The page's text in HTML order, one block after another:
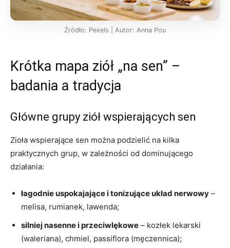
Źródło: Pexels | Autor: Anna Pou
Krótka mapa ziół „na sen” –
badania a tradycja
Główne grupy ziół wspierających sen
Zioła wspierające sen można podzielić na kilka
praktycznych grup, w zależności od dominującego
działania:
łagodnie uspokajające i tonizujące układ nerwowy –
melisa, rumianek, lawenda;
silniej nasenne i przeciwlękowe – kozłek lekarski
(waleriana), chmiel, passiflora (męczennica);